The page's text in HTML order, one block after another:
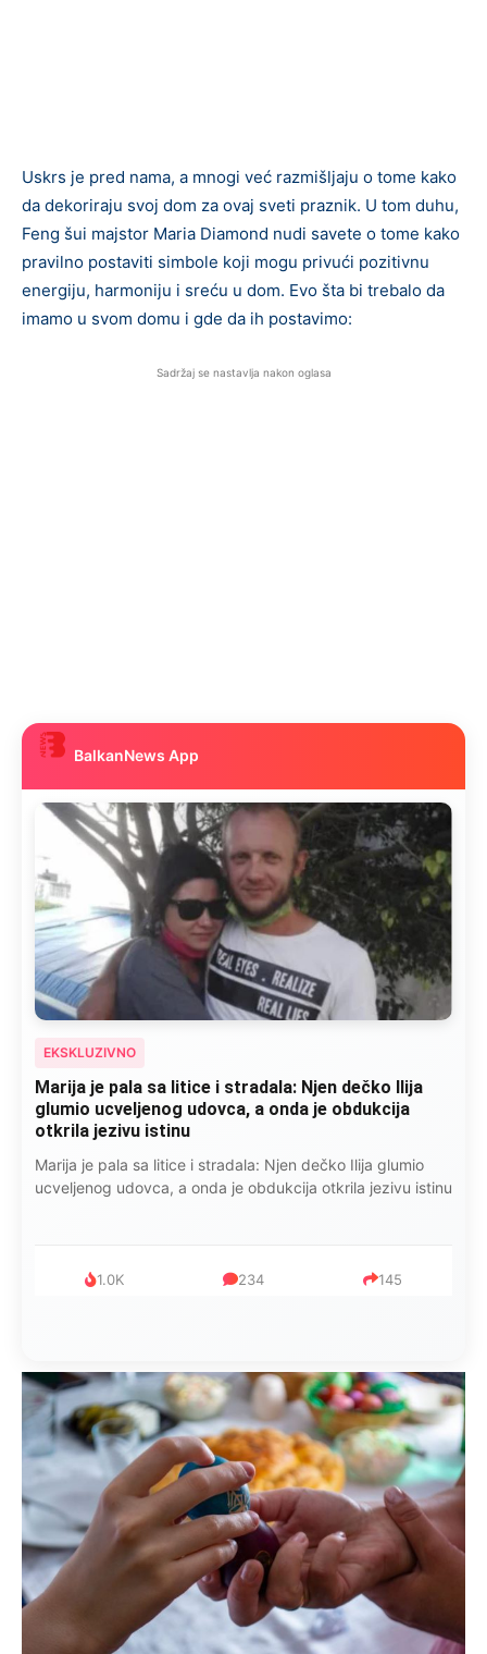
Uskrs je pred nama, a mnogi već razmišljaju o tome kako
da dekoriraju svoj dom za ovaj sveti praznik. U tom duhu,
Feng šui majstor Maria Diamond nudi savete o tome kako
pravilno postaviti simbole koji mogu privući pozitivnu
energiju, harmoniju i sreću u dom. Evo šta bi trebalo da
imamo u svom domu i gde da ih postavimo:
Sadržaj se nastavlja nakon oglasa
BalkanNews App
EKSKLUZIVNO
Kad se Marin suprug razbolio ona ga kupala,
pelene mu mijenjala: Jedno jutro je poslao po
čokoladu..
Kad se Marin suprug razbolio ona ga kupala, pelene mu
mijenjala: Jedno jutro je poslao po čokoladu..
999 321 234